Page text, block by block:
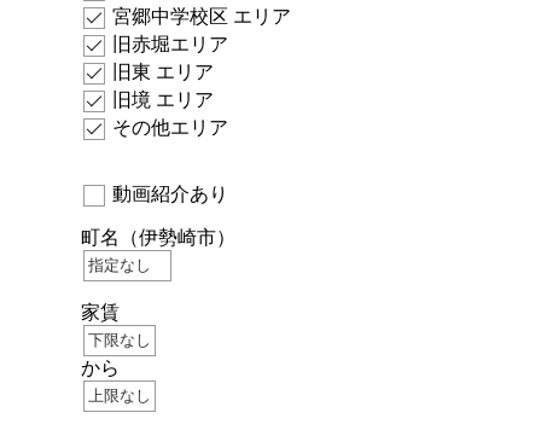
宮郷中学校区 エリア
旧赤堀エリア
旧東 エリア
旧境 エリア
その他エリア
動画紹介あり
町名 （伊勢崎市）
家賃
から